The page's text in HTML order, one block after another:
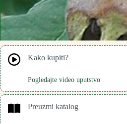
Kako kupiti?
Pogledajte video uputstvo
Preuzmi katalog